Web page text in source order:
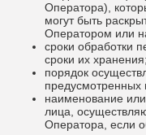
Оператора),
могут быть
Оператором или
сроки обработки
сроки их хранения;
порядок
наименование
лица,
Оператора, если